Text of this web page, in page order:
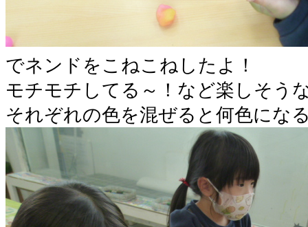
でネンドをこねこねしたよ！
モチモチしてる～！など楽しそう
それぞれの色を混ぜると何色にな